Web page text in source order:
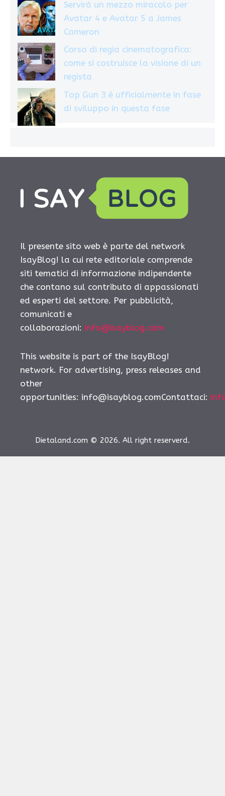
Servirà un mezzo miracolo per
Avatar 4 e Avatar 5 a James
Cameron
Corso di regia cinematografica:
come si costruisce la visione di un
regista
Top Gun 3 è ufficialmente in fase
di sviluppo in questa fase
Il presente sito web è parte del network
IsayBlog! la cui rete editoriale comprende
siti tematici di informazione indipendente
che contano sul contributo di appassionati
ed esperti del settore. Per pubblicità,
comunicati e
collaborazioni: info@isayblog.com
This website is part of the IsayBlog!
network. For advertising, press releases and
other
opportunities: info@isayblog.comContattaci:
Dietaland.com © 2026. All right reserverd.